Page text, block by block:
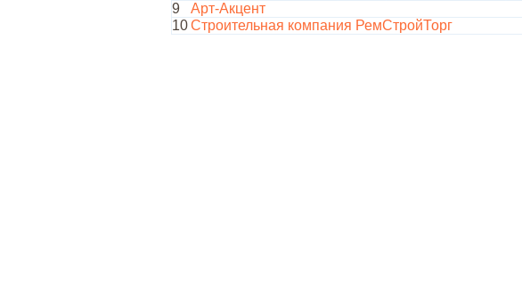
9
Арт-Акцент
10Строительная компания РемСтройТорг